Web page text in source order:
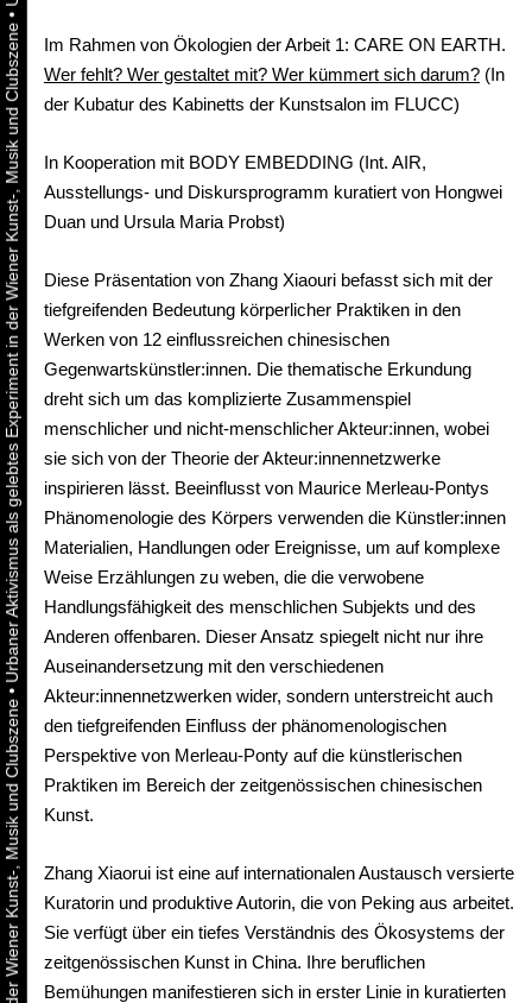
•
Urbaner Aktivismus als gelebtes Experiment in der Wiener Kunst-, Musik und Clubszene
•
Im Rahmen von Ökologien der Arbeit 1: CARE ON EARTH.
Wer fehlt? Wer gestaltet mit? Wer kümmert sich darum? (In
der Kubatur des Kabinetts der Kunstsalon im FLUCC)
In Kooperation mit BODY EMBEDDING (Int. AIR,
Ausstellungs- und Diskursprogramm kuratiert von Hongwei
Duan und Ursula Maria Probst)
Diese Präsentation von Zhang Xiaouri befasst sich mit der
tiefgreifenden Bedeutung körperlicher Praktiken in den
Werken von 12 einflussreichen chinesischen
Gegenwartskünstler:innen. Die thematische Erkundung
dreht sich um das komplizierte Zusammenspiel
menschlicher und nicht-menschlicher Akteur:innen, wobei
sie sich von der Theorie der Akteur:innennetzwerke
inspirieren lässt. Beeinflusst von Maurice Merleau-Pontys
Phänomenologie des Körpers verwenden die Künstler:innen
Materialien, Handlungen oder Ereignisse, um auf komplexe
Weise Erzählungen zu weben, die die verwobene
Handlungsfähigkeit des menschlichen Subjekts und des
Anderen offenbaren. Dieser Ansatz spiegelt nicht nur ihre
Auseinandersetzung mit den verschiedenen
Akteur:innennetzwerken wider, sondern unterstreicht auch
den tiefgreifenden Einfluss der phänomenologischen
Perspektive von Merleau-Ponty auf die künstlerischen
Praktiken im Bereich der zeitgenössischen chinesischen
Kunst.
Zhang Xiaorui ist eine auf internationalen Austausch versierte
Kuratorin und produktive Autorin, die von Peking aus arbeitet.
Sie verfügt über ein tiefes Verständnis des Ökosystems der
zeitgenössischen Kunst in China. Ihre beruflichen
Bemühungen manifestieren sich in erster Linie in kuratierten